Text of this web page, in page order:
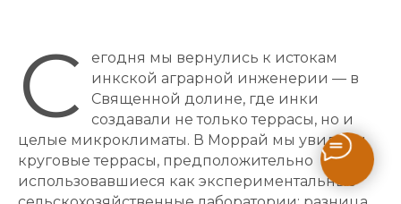
С
егодня мы вернулись к истокам
инкской аграрной инженерии — в
Священной долине, где инки
создавали не только террасы, но и
целые микроклиматы. В Моррай мы увидели
круговые террасы, предположительно
использовавшиеся как экспериментальные